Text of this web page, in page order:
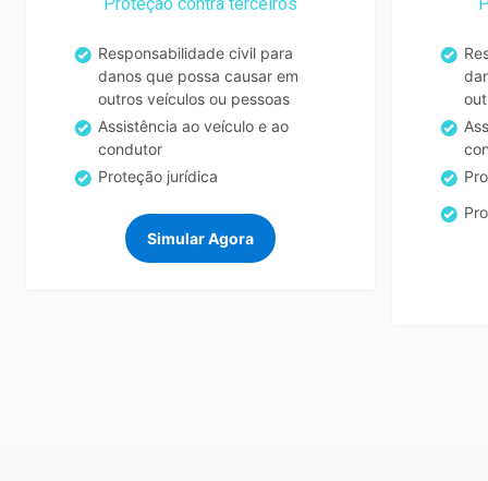
Responsabilidade civil para
danos que possa causar em
outros veículos ou pessoas
Assistência ao veículo e ao
condutor
Proteção jurídica
Simular Agora